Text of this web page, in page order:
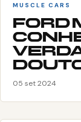
MUSCLE CARS
FORD
05 set 2024